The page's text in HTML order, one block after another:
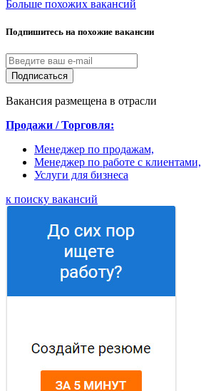
Больше похожих вакансий
Подпишитесь на похожие вакансии
Подписаться
Вакансия размещена в отрасли
Продажи / Торговля:
Менеджер по продажам,
Менеджер по работе с клиентами,
Услуги для бизнеса
к поиску вакансий